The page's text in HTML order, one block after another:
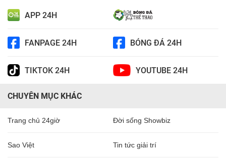
APP 24H
FANPAGE 24H BÓNG ĐÁ 24H
TIKTOK 24H YOUTUBE 24H
CHUYÊN MỤC KHÁC
Trang chủ 24giờ Đời sống Showbiz
Sao Việt Tin tức giải trí